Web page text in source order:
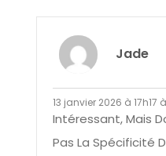
Jade
13 janvier 2026 à 17h17 à
Intéressant, Mais
Pas La Spécificité